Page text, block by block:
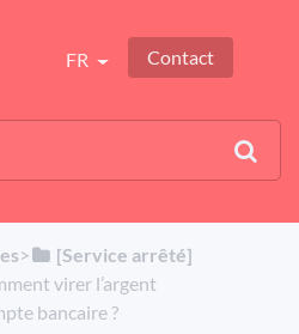
FR Contact
​>​
​[Service arrêté]
virer l’argent
bancaire ?